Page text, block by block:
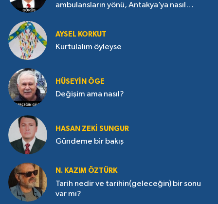
ambulansların yönü, Antakya’ya nasıl
AYSEL KORKUT
Kurtulalım öyleyse
HÜSEYIN ÖGE
Değişim ama nasıl?
HASAN ZEKI SUNGUR
Gündeme bir bakış
N. KAZIM ÖZTÜRK
Tarih nedir ve tarihin(geleceğin) bir sonu
var mı?